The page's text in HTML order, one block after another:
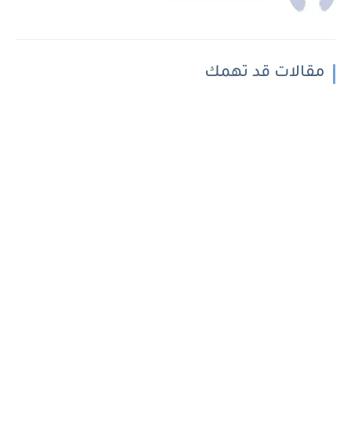
مقالات قد تهمك